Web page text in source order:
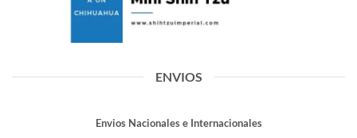
ENVIOS
Envios Nacionales e Internacionales